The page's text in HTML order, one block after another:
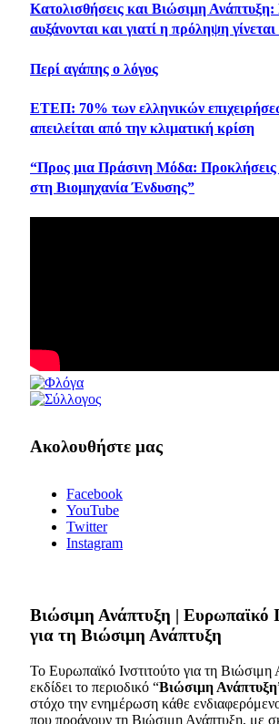
Κατολισθήσεις και Βιώσιμη Ανάπτυξη:
αυξάνονται και γιατί η πρόληψη
Περί αγάπης ο λόγος
ΕΤΕΠ: 70% των ελληνικών
απειλείται από την κλιματική κρίση
“Προς μια Πράσινη Μόδα: Προκλήσεις
στη Βιομηχανία Ένδυσης”
Ακολουθήστε μας
Facebook
YouTube
Twitter
Instagram
Bιώσιμη Ανάπτυξη | Ευρωπαϊκό
για τη Βιώσιμη Ανάπτυξη
Το Ευρωπαϊκό Ινστιτούτο για τη
εκδίδει το περιοδικό “Βιώσιμη Ανάπτυξη
στόχο την ενημέρωση κάθε
που προάγουν τη Βιώσιμη Ανάπτυξη, με